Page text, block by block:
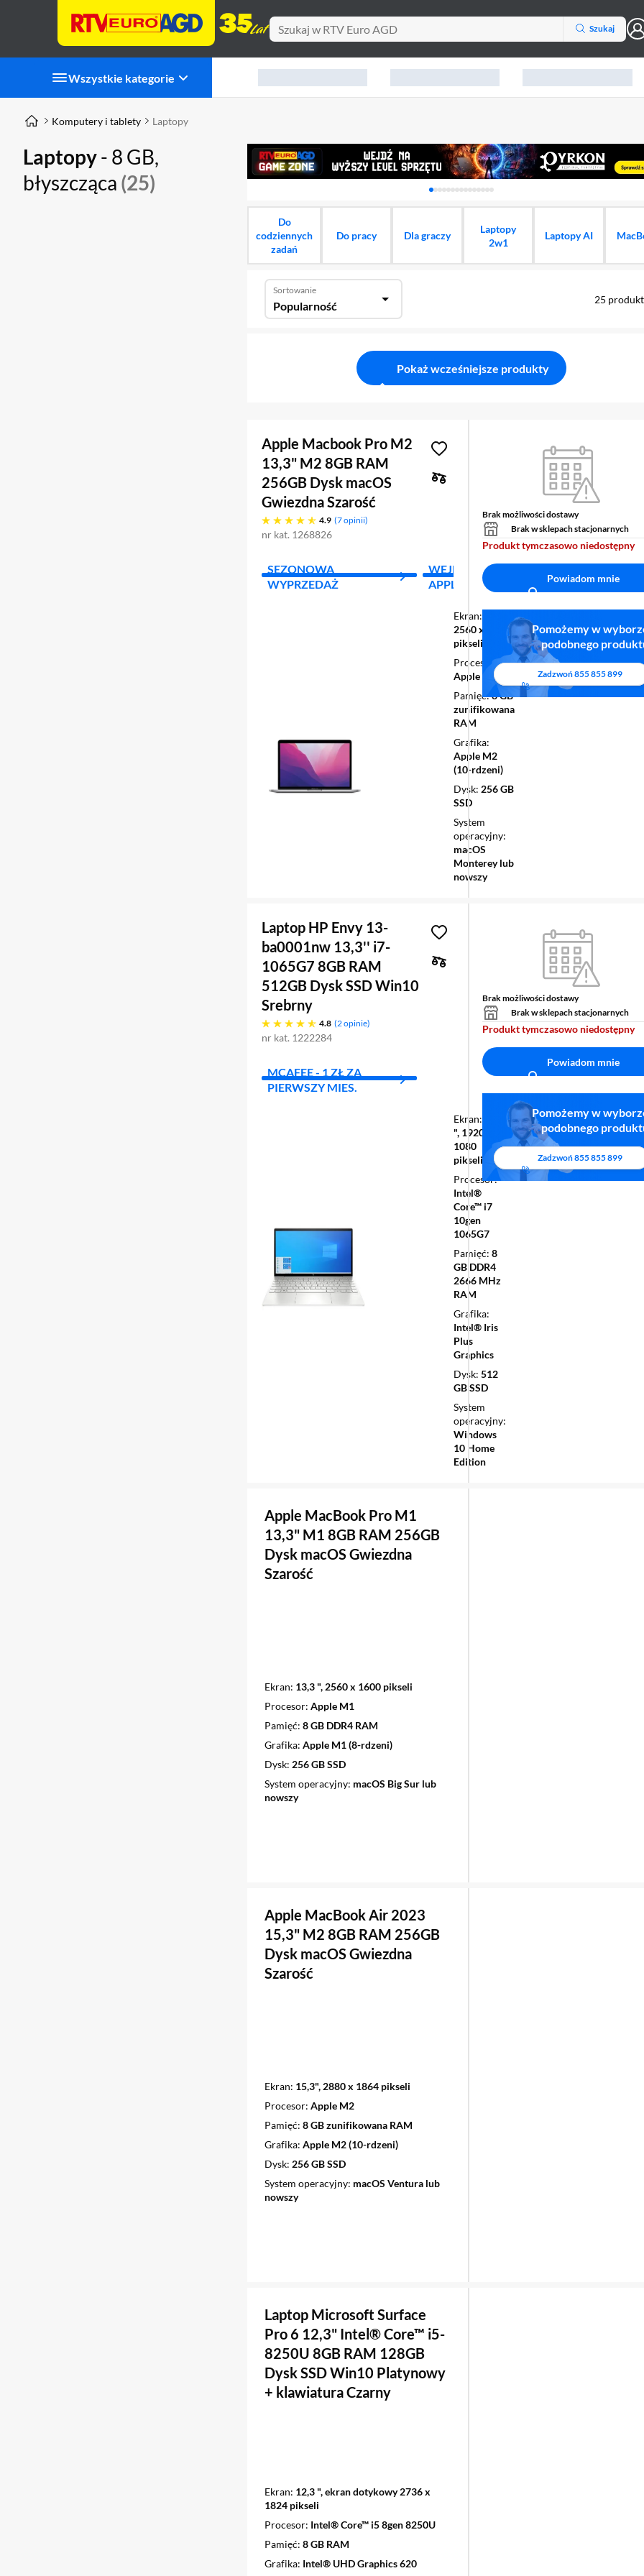
Szukaj
Wszystkie kategorie
Karuzela z banerami, aktualny element 1 z 15
Komputery i tablety Laptopy
Laptopy- 8 GB,
błyszcząca (25)
Do
codziennych
zadań
Do pracy Dla graczy
Laptopy
2w1
Laptopy AI
Sortowanie
Popularność 25
Pokaż wcześniejsze produkty
Apple Macbook Pro M2
13,3" M2 8GB RAM
256GB Dysk macOS
Gwiezdna Szarość
4.9
4.9 gwiazdek 7 opinii
nr kat. 1268826
SEZONOWA
WYPRZEDAŻ
WEJDŹ DO STREFY
APPLE
Ekran
2560 x 1600
pikseli
Procesor
Apple M2
Pamięć 8 GB
zunifikowana
RAM
Grafika
Apple M2
(10-rdzeni)
Dysk 256 GB
SSD
System
operacyjny
macOS
Monterey lub
nowszy
Brak możliwości dostawy
Brak w sklepach stacjonarnych
Produkt tymczasowo niedostępny
Powiadom mnie
Pomożemy w
podobnego
Zadzwoń855 855 899
Laptop HP Envy 13-
ba0001nw 13,3'' i7-
1065G7 8GB RAM
512GB Dysk SSD Win10
Srebrny
4.8
4.8 gwiazdek 2 opinie
nr kat. 1222284
MCAFEE - 1 ZŁ ZA
PIERWSZY MIES.
Ekran
", 1920 x
1080
pikseli
Procesor
Intel®
Core™ i7
10gen
1065G7
Pamięć 8
GB DDR4
2666 MHz
RAM
Grafika
Intel® Iris
Plus
Graphics
Dysk 512
GB SSD
System
operacyjny
Windows
10 Home
Edition
Brak możliwości dostawy
Brak w sklepach stacjonarnych
Produkt tymczasowo niedostępny
Powiadom mnie
Pomożemy w
podobnego
Zadzwoń855 855 899
Apple MacBook Pro M1
13,3" M1 8GB RAM 256GB
Dysk macOS Gwiezdna
Szarość
Ekran 13,3 ", 2560 x 1600 pikseli
Procesor Apple M1
Pamięć 8 GB DDR4 RAM
Grafika Apple M1 (8-rdzeni)
Dysk 256 GB SSD
System operacyjny macOS Big Sur lub
nowszy
Apple MacBook Air 2023
15,3" M2 8GB RAM 256GB
Dysk macOS Gwiezdna
Szarość
Ekran 15,3", 2880 x 1864 pikseli
Procesor Apple M2
Pamięć 8 GB zunifikowana RAM
Grafika Apple M2 (10-rdzeni)
Dysk 256 GB SSD
System operacyjny macOS Ventura lub
nowszy
Laptop Microsoft Surface
Pro 6 12,3" Intel® Core™ i5-
8250U 8GB RAM 128GB
Dysk SSD Win10 Platynowy
+ klawiatura Czarny
Ekran 12,3 ", ekran dotykowy 2736 x
1824 pikseli
Procesor Intel® Core™ i5 8gen 8250U
Pamięć 8 GB RAM
Grafika Intel® UHD Graphics 620